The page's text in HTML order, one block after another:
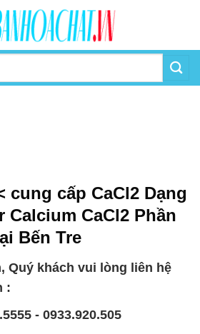
cung cấp CaCl2 Dạng
Calcium CaCl2 Phần
Bến Tre
Quý khách vui lòng liên hệ
:
- 0933.920.505